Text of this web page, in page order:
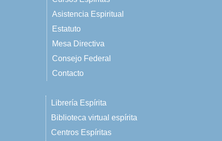
Asistencia Espiritual
Estatuto
Mesa Directiva
Consejo Federal
Contacto
Librería Espírita
Biblioteca virtual espírita
Centros Espíritas